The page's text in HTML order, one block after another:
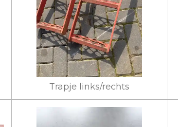
Trapje links/rechts